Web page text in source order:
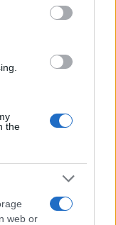
the
web or
di
l’iniziativa
criticità e dei
di riferimento
minacce
di allarme